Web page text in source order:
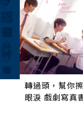
轉過頭，幫你擦
眼淚 戲劇寫真